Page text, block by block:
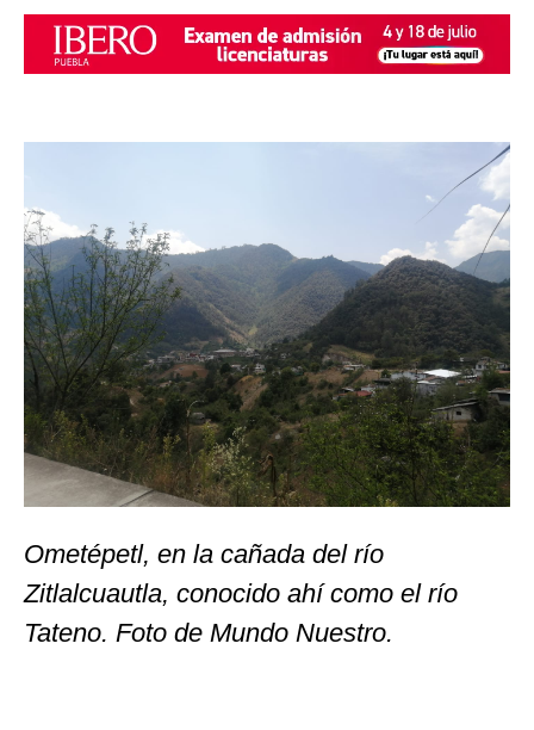
Ometépetl, en la cañada del río
Zitlalcuautla, conocido ahí como el río
Tateno. Foto de Mundo Nuestro.